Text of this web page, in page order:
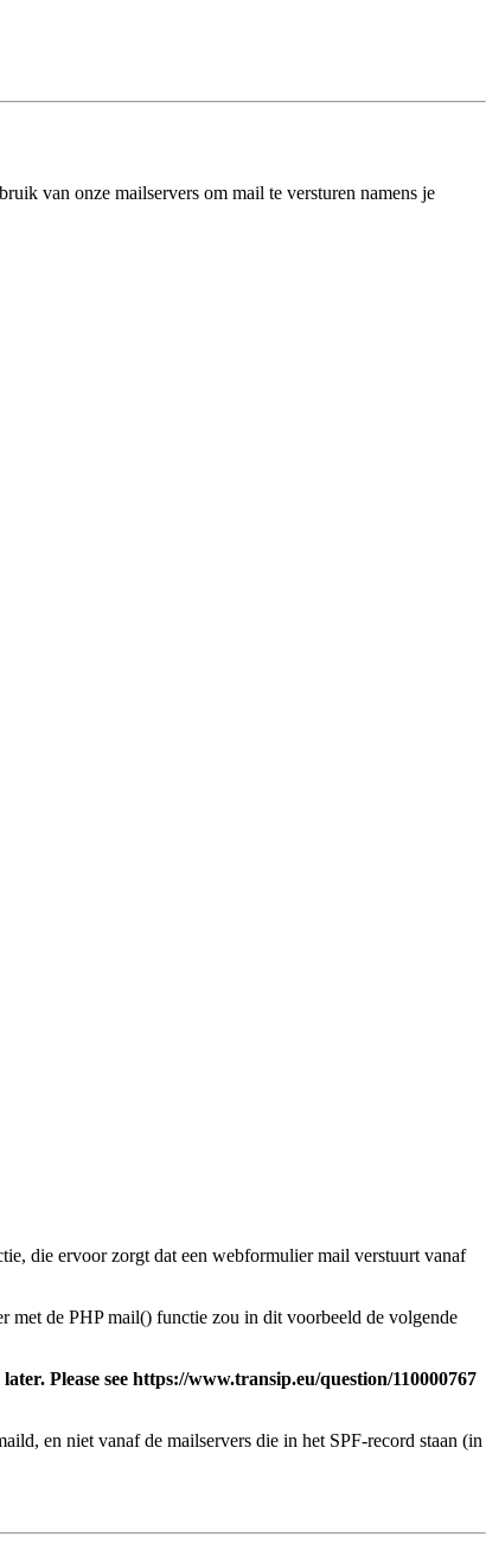
van onze mailservers om mail te versturen namens je
die ervoor zorgt dat een webformulier mail verstuurt vanaf
met de PHP mail() functie zou in dit voorbeeld de volgende
Please see https://www.transip.eu/question/110000767
en niet vanaf de mailservers die in het SPF-record staan (in